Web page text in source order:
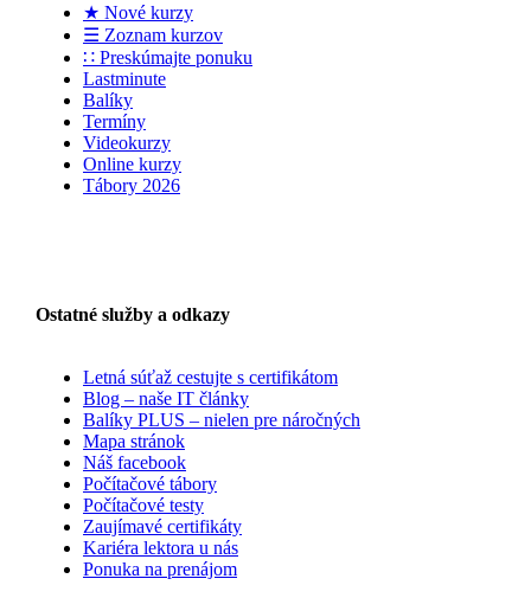
★ Nové kurzy
☰ Zoznam kurzov
∷ Preskúmajte ponuku
Lastminute
Balíky
Termíny
Videokurzy
Online kurzy
Tábory 2026
Ostatné služby a odkazy
Letná súťaž cestujte s certifikátom
Blog – naše IT články
Balíky PLUS – nielen pre náročných
Mapa stránok
Náš facebook
Počítačové tábory
Počítačové testy
Zaujímavé certifikáty
Kariéra lektora u nás
Ponuka na prenájom